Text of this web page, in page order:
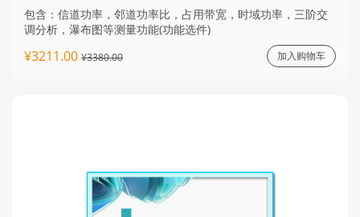
包含：信道功率，邻道功率比，占用带宽，时域功率，三阶交
调分析，瀑布图等测量功能(功能选件)
¥3211.00 ¥3380.00 加入购物车